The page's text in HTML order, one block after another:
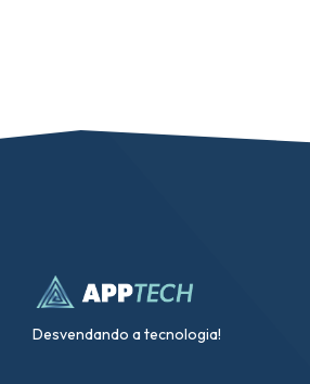
Desvendando a tecnologia!